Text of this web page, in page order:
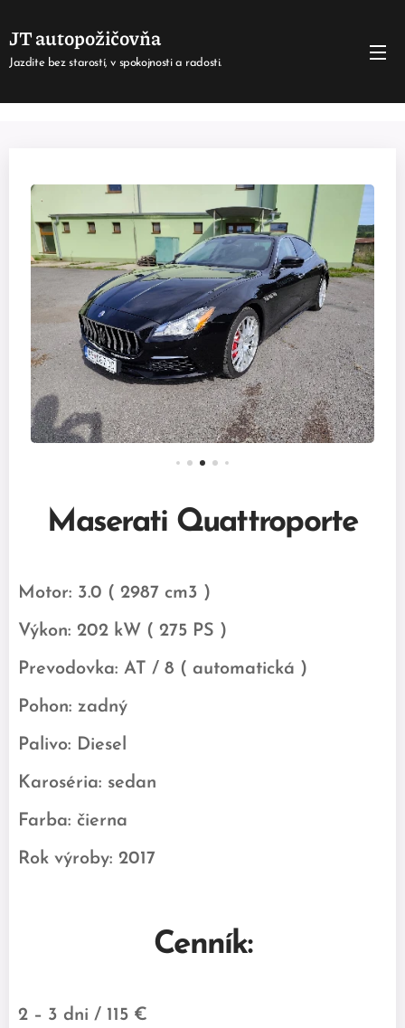
JT autopožičovňa
Jazdite bez starostí, v spokojnosti a radosti.
Maserati Quattroporte
Motor: 3.0 ( 2987 cm3 )
Výkon: 202 kW ( 275 PS )
Prevodovka: AT / 8 ( automatická )
Pohon: zadný
Palivo: Diesel
Karoséria: sedan
Farba: čierna
Rok výroby: 2017
Cenník:
2 – 3 dni / 115 €